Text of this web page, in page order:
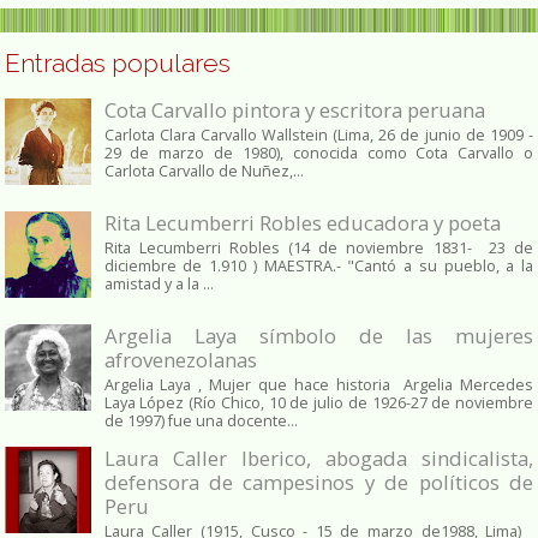
Entradas populares
Cota Carvallo pintora y escritora peruana
Carlota Clara Carvallo Wallstein (Lima, 26 de junio de 1909 -
29 de marzo de 1980), conocida como Cota Carvallo o
Carlota Carvallo de Nuñez,...
Rita Lecumberri Robles educadora y poeta
Rita Lecumberri Robles (14 de noviembre 1831- 23 de
diciembre de 1.910 ) MAESTRA.- "Cantó a su pueblo, a la
amistad y a la ...
Argelia Laya símbolo de las mujeres
afrovenezolanas
Argelia Laya , Mujer que hace historia Argelia Mercedes
Laya López (Río Chico, 10 de julio de 1926-27 de noviembre
de 1997) fue una docente...
Laura Caller Iberico, abogada sindicalista,
defensora de campesinos y de políticos de
Peru
Laura Caller (1915, Cusco - 15 de marzo de1988, Lima)